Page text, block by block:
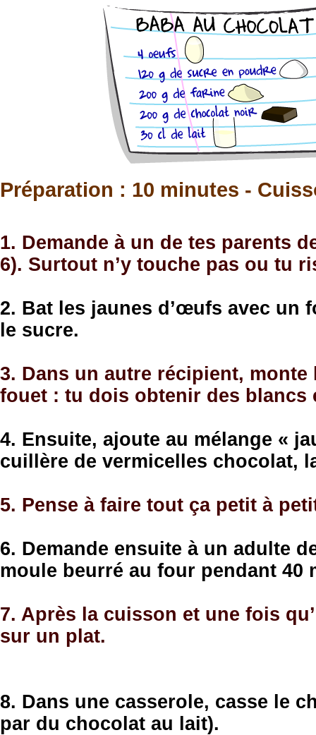
Préparation : 10 minutes -
1. Demande à un de tes parents
6). Surtout n’y touche pas ou tu
2. Bat les jaunes d’œufs avec un
le sucre.
3. Dans un autre récipient,
fouet : tu dois obtenir des blancs
4. Ensuite, ajoute au mélange «
cuillère de vermicelles chocolat,
5. Pense à faire tout ça petit à
6. Demande ensuite à un adulte
moule beurré au four pendant 40
7. Après la cuisson et une fois
sur un plat.
8. Dans une casserole, casse le
par du chocolat au lait).